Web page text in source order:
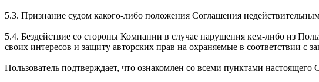
5.3. Признание судом какого-либо положения Соглашения
5.4. Бездействие со стороны Компании в случае нарушения кем-либо из
своих интересов и защиту авторских прав на охраняемые в соответствии с
Пользователь подтверждает, что ознакомлен со всеми пунктами